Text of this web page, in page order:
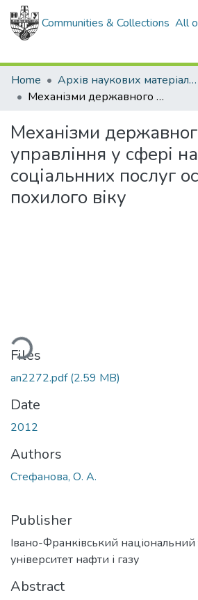
Communities & Collections All
Home
Архів наукових матеріалів
Механізми державного управління у сфері надання соціальнних послуг особам похилого віку
Механізми
управління у сфері
соціальнних послуг
похилого віку
Loading...
Files
an2272.pdf(2.59 MB)
Date
2012
Authors
Стефанова, О. А.
Publisher
Івано-Франківський національний
університет нафти і газу
Abstract